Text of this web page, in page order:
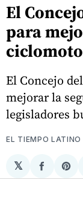
El
para
El Concejo
mejorar la
legisladores
EL TIEMPO LATINO
𝕏
en
on